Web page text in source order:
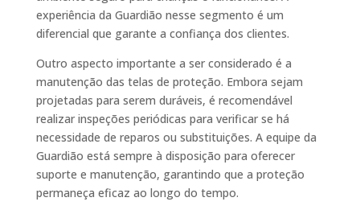
experiência da Guardião nesse segmento é um
diferencial que garante a confiança dos clientes.
Outro aspecto importante a ser considerado é a
manutenção das telas de proteção. Embora sejam
projetadas para serem duráveis, é recomendável
realizar inspeções periódicas para verificar se há
necessidade de reparos ou substituições. A equipe da
Guardião está sempre à disposição para oferecer
suporte e manutenção, garantindo que a proteção
permaneça eficaz ao longo do tempo.